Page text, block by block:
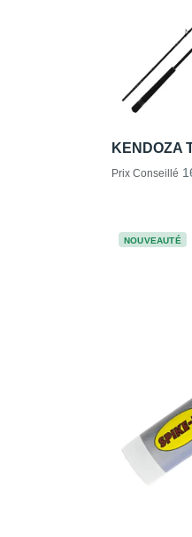
KENDOZA
Prix Conseillé
NOUVEAUTÉ